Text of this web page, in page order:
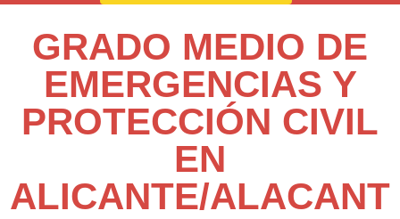
GRADO MEDIO DE
EMERGENCIAS Y
PROTECCIÓN CIVIL
EN
ALICANTE/ALACANT